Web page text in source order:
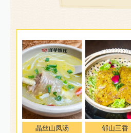
晶丝山凤汤 郁山三香